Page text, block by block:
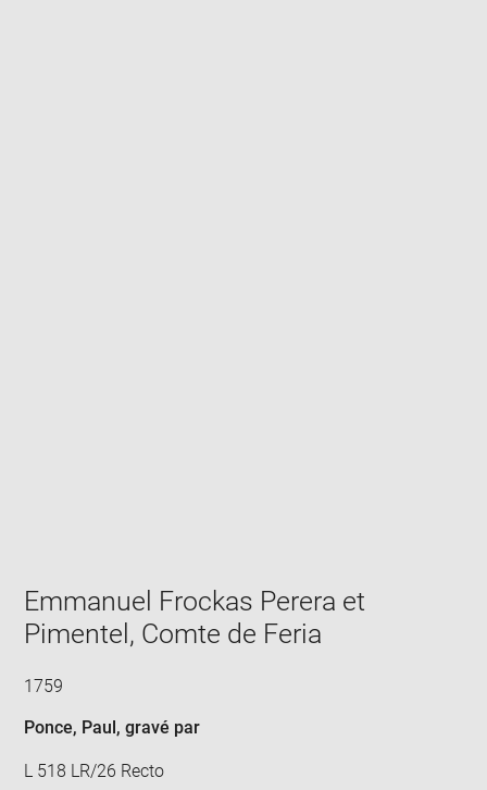
window
Emmanuel Frockas Perera et
Pimentel, Comte de Feria
1759
Ponce, Paul, gravé par
L 518 LR/26 Recto